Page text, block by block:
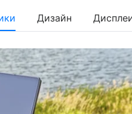
Дизайн